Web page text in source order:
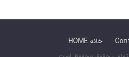
HOME خانه